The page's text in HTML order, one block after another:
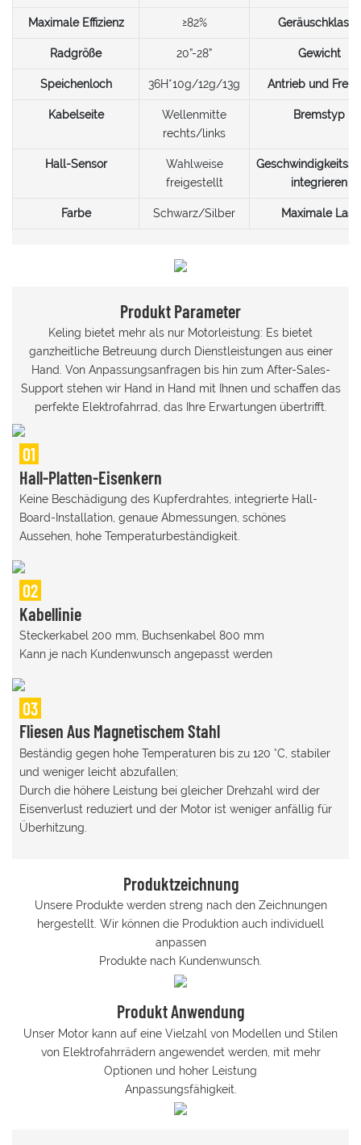
Maximale Effizienz ≥82% Geräuschklasse
Radgröße 20”-28” Gewicht
Speichenloch 36H*10g/12g/13g Antrieb und
Kabelseite
Wellenmitte
rechts/links
Bremstyp
Hall-Sensor
Wahlweise
freigestellt
integrieren
Farbe Schwarz/Silber Maximale Last
Produkt Parameter
Keling bietet mehr als nur Motorleistung: Es bietet
ganzheitliche Betreuung durch Dienstleistungen aus einer
Hand. Von Anpassungsanfragen bis hin zum After-Sales-
Support stehen wir Hand in Hand mit Ihnen und schaffen das
perfekte Elektrofahrrad, das Ihre Erwartungen übertrifft.
01
Hall-Platten-Eisenkern
Keine Beschädigung des Kupferdrahtes, integrierte Hall-
Board-Installation, genaue Abmessungen, schönes
Aussehen, hohe Temperaturbeständigkeit.
02
Kabellinie
Steckerkabel 200 mm, Buchsenkabel 800 mm
Kann je nach Kundenwunsch angepasst werden
03
Fliesen Aus Magnetischem Stahl
Beständig gegen hohe Temperaturen bis zu 120 °C, stabiler
und weniger leicht abzufallen;
Durch die höhere Leistung bei gleicher Drehzahl wird der
Eisenverlust reduziert und der Motor ist weniger anfällig für
Überhitzung.
Produktzeichnung
Unsere Produkte werden streng nach den Zeichnungen
hergestellt. Wir können die Produktion auch individuell
anpassen
Produkte nach Kundenwunsch.
Produkt Anwendung
Unser Motor kann auf eine Vielzahl von Modellen und Stilen
von Elektrofahrrädern angewendet werden, mit mehr
Optionen und hoher Leistung
Anpassungsfähigkeit.